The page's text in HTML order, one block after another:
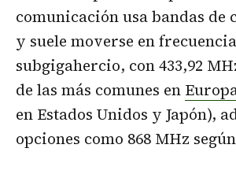
comunicación usa bandas de
y suele moverse en
subgigahercio, con 433,92
de las más comunes en
en Estados Unidos y Japón),
opciones como 868 MHz